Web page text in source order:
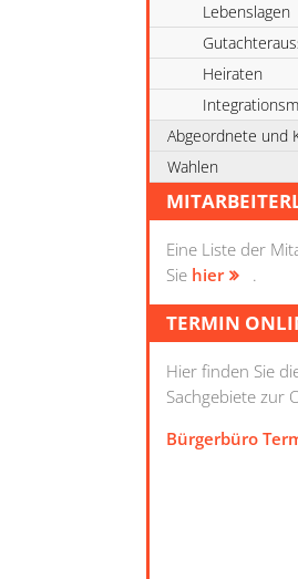
Lebenslagen
Heiraten
Abgeordnete und
Wahlen
Eine Liste der
Sie hier .
TERMIN
Hier finden Sie
Sachgebiete zur
Bürgerbüro